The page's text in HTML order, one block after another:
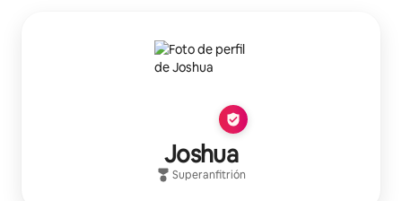
Joshua
Superanfitrión